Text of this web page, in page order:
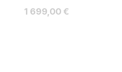
Hinta
1 699,00 €